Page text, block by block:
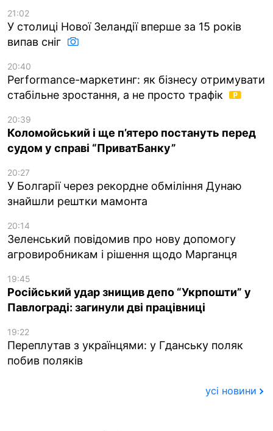
21:02
У столиці Нової Зеландії вперше за 15 років
випав сніг
20:40
Performance-маркетинг: як бізнесу отримувати
стабільне зростання, а не просто трафік
20:39
Коломойський і ще п’ятеро постануть перед
судом у справі “ПриватБанку”
20:27
У Болгарії через рекордне обміління Дунаю
знайшли рештки мамонта
20:14
Зеленський повідомив про нову допомогу
агровиробникам і рішення щодо Марганця
19:45
Російський удар знищив депо “Укрпошти” у
Павлограді: загинули дві працівниці
19:22
Переплутав з українцями: у Гданську поляк
побив поляків
усі новини